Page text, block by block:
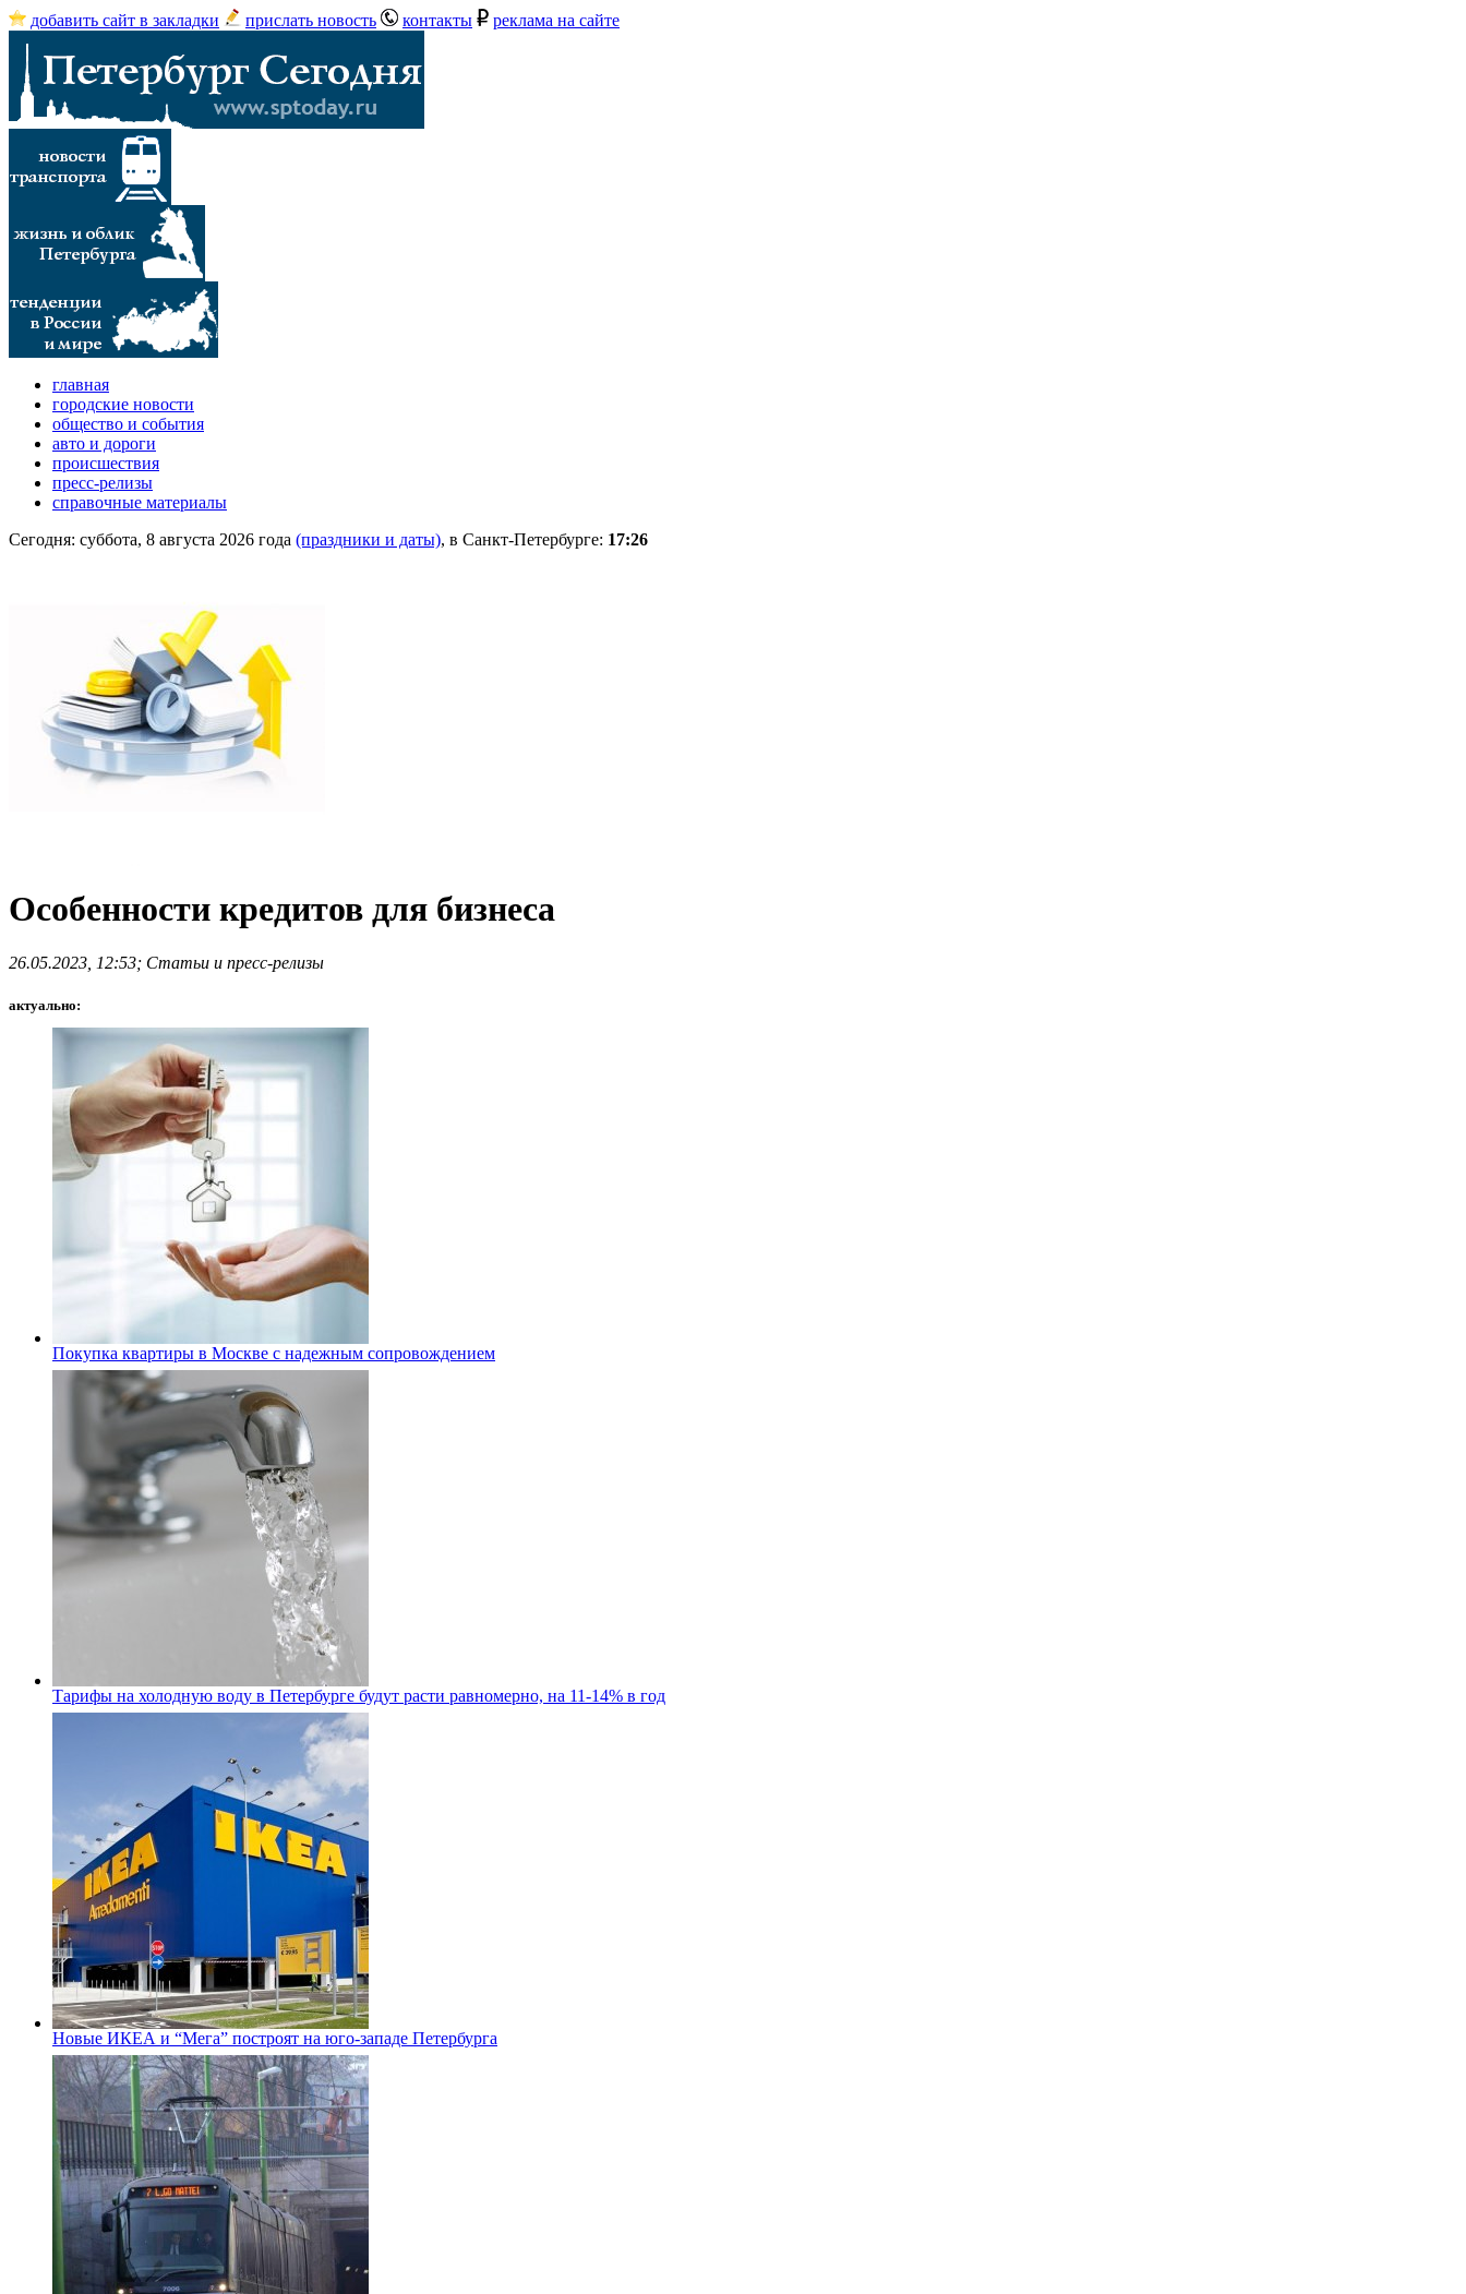
добавить сайт в закладки прислать новость контакты реклама на сайте
главная
городские новости
общество и события
авто и дороги
происшествия
пресс-релизы
справочные материалы
Сегодня: суббота, 8 августа 2026 года (праздники и даты), в Санкт-Петербурге: 17:26
Особенности кредитов для бизнеса
26.05.2023, 12:53; Статьи и пресс-релизы
актуально:
Покупка квартиры в Москве с надежным сопровождением
Тарифы на холодную воду в Петербурге будут расти равномерно, на 11-14% в год
Новые ИКЕА и “Мега” построят на юго-западе Петербурга